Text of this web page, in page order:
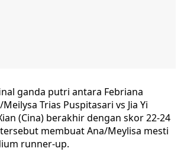
ganda putri antara Febriana
Trias Puspitasari vs Jia Yi
(Cina) berakhir dengan skor 22-24
membuat Ana/Meylisa mesti
runner-up.